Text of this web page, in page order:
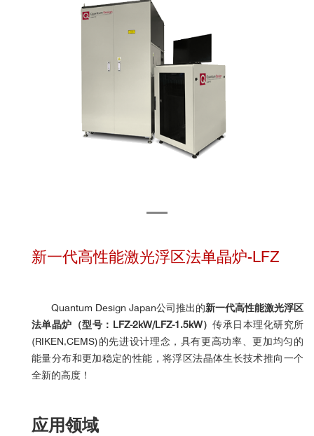
新一代高性能激光浮区法单晶炉-LFZ
Quantum Design Japan公司推出的新一代高性能激光浮区
法单晶炉 （型号：LFZ-2kW/LFZ-1.5kW）传承日本理化研究所
(RIKEN,CEMS)的先进设计理念，具有更高功率、更加均匀的
能量分布和更加稳定的性能，将浮区法晶体生长技术推向一个
全新的高度！
应用领域